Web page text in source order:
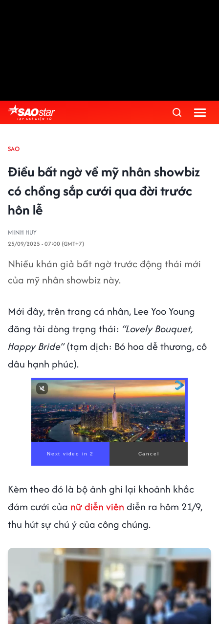
SAO
Điều bất ngờ về mỹ nhân showbiz
có chồng sắp cưới qua đời trước
hôn lễ
MINH HUY
25/09/2025 - 07:00 (GMT+7)
Nhiều khán giả bất ngờ trước động thái mới
của mỹ nhân showbiz này.
Mới đây, trên trang cá nhân, Lee Yoo Young
đăng tải dòng trạng thái: “Lovely Bouquet,
Happy Bride”(tạm dịch: Bó hoa dễ thương, cô
dâu hạnh phúc).
00:00/ 00:59
Kèm theo đó là bộ ảnh ghi lại khoảnh khắc
đám cưới của nữ diễn viên diễn ra hôm 21/9,
thu hút sự chú ý của công chúng.